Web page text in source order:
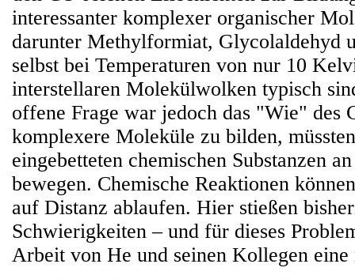
interessanter komplexer organischer
darunter Methylformiat, Glycolaldehyd
selbst bei Temperaturen von nur 10
interstellaren Molekülwolken typisch
offene Frage war jedoch das "Wie" des
komplexere Moleküle zu bilden,
eingebetteten chemischen Substanzen
bewegen. Chemische Reaktionen
auf Distanz ablaufen. Hier stießen
Schwierigkeiten – und für dieses
Arbeit von He und seinen Kollegen